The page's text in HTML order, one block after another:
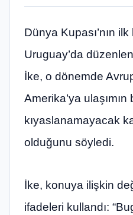
Dünya Kupası’nın
Uruguay’da
İke, o dönemde
Amerika’ya
kıyaslanamayacak
olduğunu söyledi.
İke, konuya ilişkin
ifadeleri kullandı: